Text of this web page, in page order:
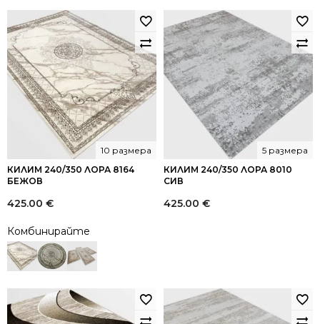
КИЛИМ 240/350 ЛОРА 8164
БЕЖОВ
10 размера
425.00 €
Комбинирайте
КИЛИМ 240/350 ЛОРА 8010
СИВ
5 размера
425.00 €